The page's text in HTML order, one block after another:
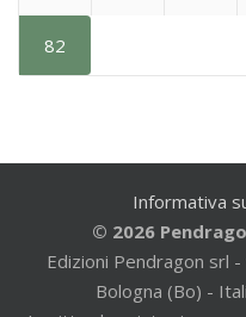
82
Informativa
© 2026
Edizioni Pendragon srl
Bologna (Bo) -